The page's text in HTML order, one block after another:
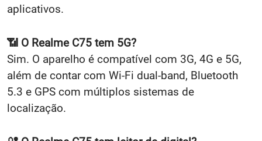
aplicativos.
📶 O Realme C75 tem 5G?
Sim. O aparelho é compatível com 3G, 4G e 5G,
além de contar com Wi-Fi dual-band, Bluetooth
5.3 e GPS com múltiplos sistemas de
localização.